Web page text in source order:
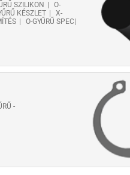
SZILIKON
O-
KÉSZLET
X-
O-GYŰRŰ SPEC
-